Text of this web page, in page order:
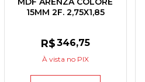
15MM 2F. 2,75X1,85
R$346,75
À vista no PIX